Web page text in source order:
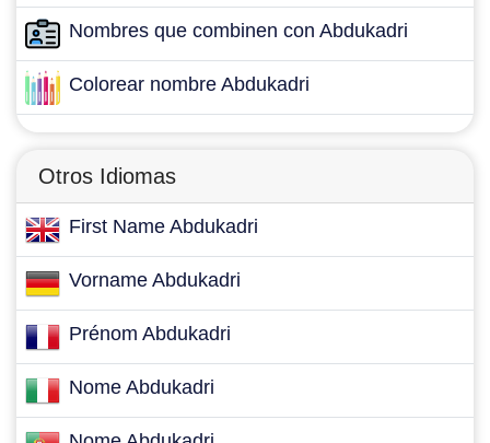
Nombres que combinen con Abdukadri
Colorear nombre Abdukadri
Otros Idiomas
First Name Abdukadri
Vorname Abdukadri
Prénom Abdukadri
Nome Abdukadri